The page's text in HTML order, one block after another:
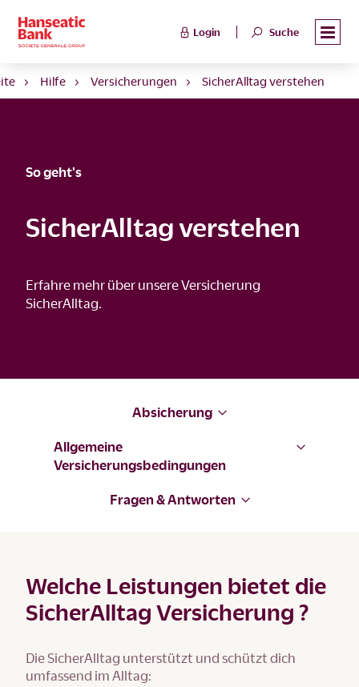
Login Suche
Hilfe Versicherungen SicherAlltag verstehen
So geht's
SicherAlltag verstehen
Erfahre mehr über unsere Versicherung
SicherAlltag.
Absicherung
Allgemeine
Versicherungsbedingungen
Fragen & Antworten
Welche Leistungen bietet die
SicherAlltag Versicherung ?
Die SicherAlltag unterstützt und schützt dich
umfassend im Alltag: